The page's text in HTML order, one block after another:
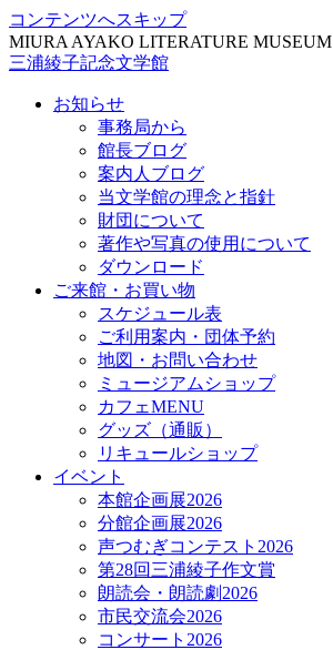
コンテンツへスキップ
MIURA AYAKO LITERATURE MUSEUM
三浦綾子記念文学館
お知らせ
事務局から
館長ブログ
案内人ブログ
当文学館の理念と指針
財団について
著作や写真の使用について
ダウンロード
ご来館・お買い物
スケジュール表
ご利用案内・団体予約
地図・お問い合わせ
ミュージアムショップ
カフェMENU
グッズ（通販）
リキュールショップ
イベント
本館企画展2026
分館企画展2026
声つむぎコンテスト2026
第28回三浦綾子作文賞
朗読会・朗読劇2026
市民交流会2026
コンサート2026